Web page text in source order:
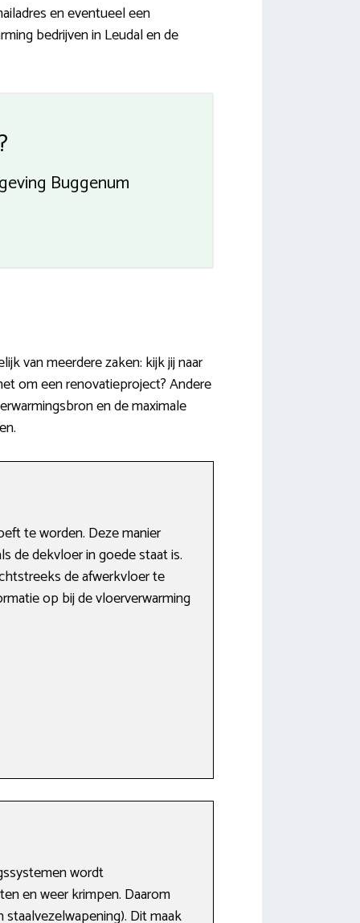
en eventueel een
bedrijven in Leudal en de
Buggenum
van meerdere zaken: kijk jij naar
om een renovatieproject? Andere
en de maximale
te worden. Deze manier
de dekvloer in goede staat is.
de afwerkvloer te
op bij de vloerverwarming
wordt
en weer krimpen. Daarom
Dit maak